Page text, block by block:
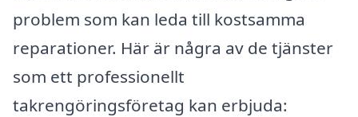
problem som kan leda till kostsamma
reparationer. Här är några av de tjänster
som ett professionellt
takrengöringsföretag kan erbjuda: